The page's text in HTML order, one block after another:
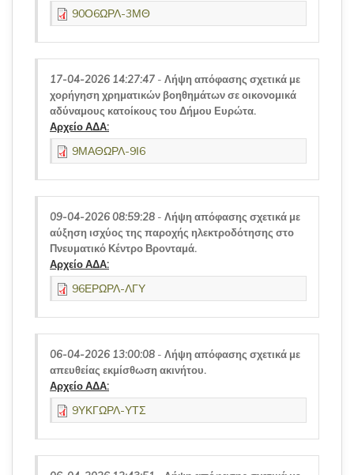
90Ο6ΩΡΛ-3ΜΘ
17-04-2026 14:27:47 - Λήψη απόφασης σχετικά με
χορήγηση χρηματικών βοηθημάτων σε οικονομικά
αδύναμους κατοίκους του Δήμου Ευρώτα.
Αρχείο ΑΔΑ:
9ΜΑΘΩΡΛ-9Ι6
09-04-2026 08:59:28 - Λήψη απόφασης σχετικά με
αύξηση ισχύος της παροχής ηλεκτροδότησης στο
Πνευματικό Κέντρο Βρονταμά.
Αρχείο ΑΔΑ:
96ΕΡΩΡΛ-ΛΓΥ
06-04-2026 13:00:08 - Λήψη απόφασης σχετικά με
απευθείας εκμίσθωση ακινήτου.
Αρχείο ΑΔΑ:
9ΥΚΓΩΡΛ-ΥΤΣ